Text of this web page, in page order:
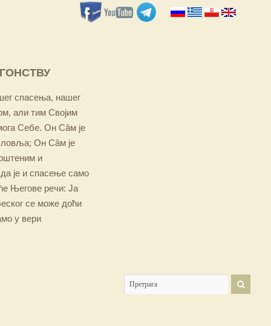
спасења, нашег
али тим Својим
Себе. Он Сâм је
Он Сâм је
и
је и спасење само
Његове речи: Ја
се може доћи
у вери